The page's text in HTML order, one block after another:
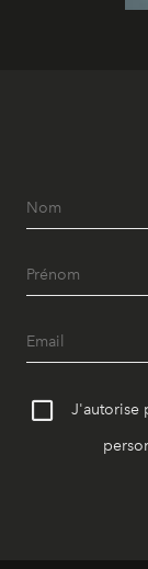
J'autorise